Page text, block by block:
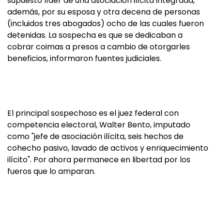
además, por su esposa y otra decena de personas
(incluidos tres abogados) ocho de las cuales fueron
detenidas. La sospecha es que se dedicaban a
cobrar coimas a presos a cambio de otorgarles
beneficios, informaron fuentes judiciales.
El principal sospechoso es el juez federal con
competencia electoral, Walter Bento, imputado
como "jefe de asociación ilícita, seis hechos de
cohecho pasivo, lavado de activos y enriquecimiento
ilícito". Por ahora permanece en libertad por los
fueros que lo amparan.